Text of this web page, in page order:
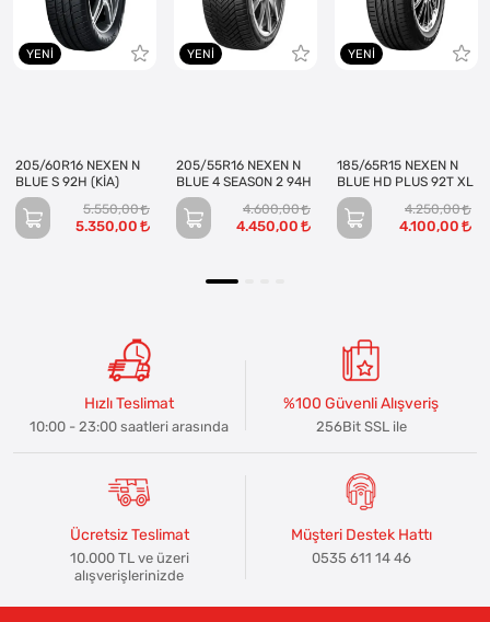
YENI
205/60R16 NEXEN N
BLUE S 92H (KİA)
5.550,00
5.350,00
YENI
205/55R16 NEXEN N
BLUE 4 SEASON 2 94H
4.600,00
4.450,00
YENI
185/65R15 NEXEN N
BLUE HD PLUS 92T XL
4.250,00
4.100,00
Hızlı Teslimat
10:00 - 23:00 saatleri arasında
%100 Güvenli Alışveriş
256Bit SSL ile
Ücretsiz Teslimat
10.000 TL ve üzeri
alışverişlerinizde
Müşteri Destek Hattı
0535 611 14 46